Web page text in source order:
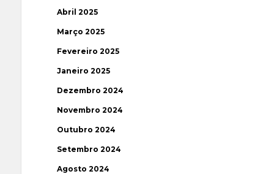
Abril 2025
Março 2025
Fevereiro 2025
Janeiro 2025
Dezembro 2024
Novembro 2024
Outubro 2024
Setembro 2024
Agosto 2024